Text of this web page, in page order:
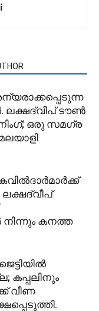
ലക്ഷദ്വീപ് ടൗൺ
ഒരു സമഗ്ര
കനത്ത
കപ്പലിനും
വീണ